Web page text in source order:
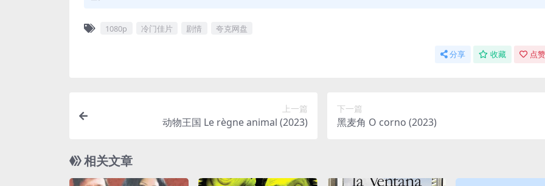
1080p 冷门佳片 剧情 夸克网盘
分享 收藏 点
上一篇
动物王国 Le règne animal (2023)
下一篇
黑麦角 O corno (2023)
相关文章